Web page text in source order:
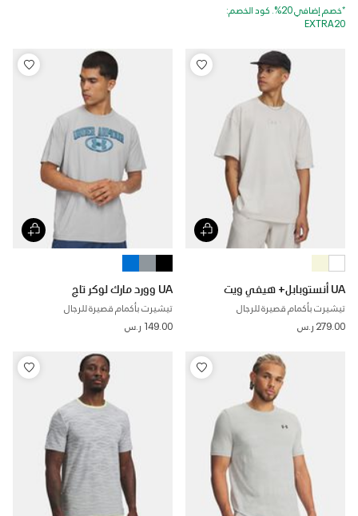
*خصم إضافي 20%. كود الخصم:
EXTRA20
UA أنستوبابل+ هيفي ويت
تيشيرت بأكمام قصيرة للرجال
279.00 ر.س
UA وورد مارك لوكر تاج
تيشيرت بأكمام قصيرة للرجال
149.00 ر.س